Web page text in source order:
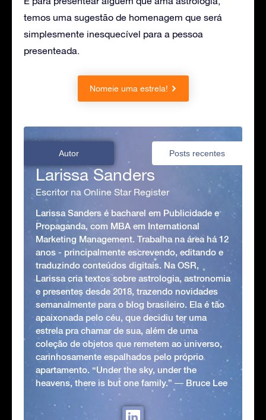
temos uma sugestão de homenagem que será
simplesmente inesquecível para a pessoa
presenteada.
Nomeie uma estrela!
Autor Posts recentes
Larissa Sanders
Escritor na Online Star Register
Larissa Sanders é bacharel em Publicidade e
Propaganda, com MBA em International
Marketing Management. Trabalha na área há 12
anos - principalmente escrevendo, editando e
traduzindo conteúdos digitais. Na OSR,
Larissa cria textos sobre astrologia, astronomia
e presentes desde 2018, trazendo novidades
semanalmente para o blog brasileiro. Ela é tão
apaixonada pelo céu, que decidiu ter uma
estrela pra chamar de sua, além de uma
coleção de objetos que remetem ao universo,
carinhosamente espalhados pelo próprio
apartamento. “Under the sky, under the
heavens, there is but one family.” ― Bruce Lee